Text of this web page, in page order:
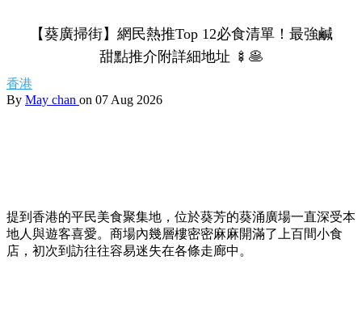
【葵廣掃街】網民熱推Top 12必食清單！最強鹹
甜點推介附詳細地址 🍢🥞
香港
By May chan on 07 Aug 2026
提到香港的平民美食聚集地，位於葵芳的葵涌廣場一直深受本
地人與遊客喜愛。商場內幾層樓密密麻麻開滿了上百間小食
店，初次到訪往往容易迷失在各條走廊中。